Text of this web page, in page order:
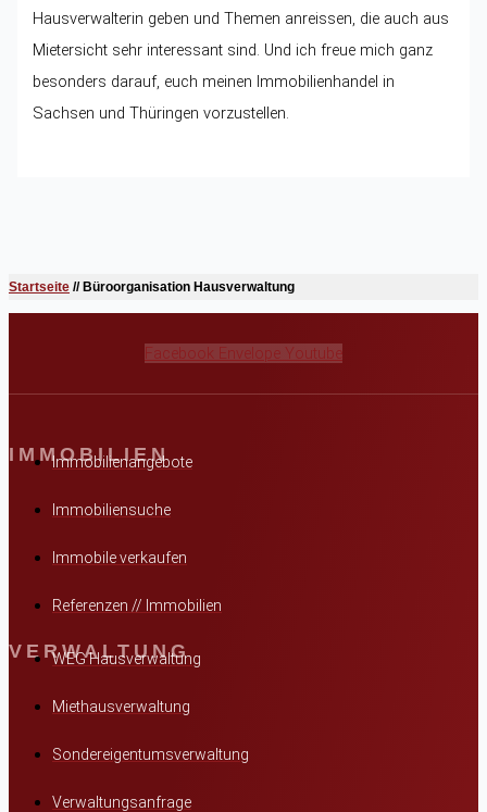
Hausverwalterin geben und Themen anreissen, die auch aus
Mietersicht sehr interessant sind. Und ich freue mich ganz
besonders darauf, euch meinen Immobilienhandel in
Sachsen und Thüringen vorzustellen.
Startseite //Büroorganisation Hausverwaltung
Facebook Envelope Youtube
IMMOBILIEN
Immobilienangebote
Immobiliensuche
Immobile verkaufen
Referenzen // Immobilien
VERWALTUNG
WEG Hausverwaltung
Miethausverwaltung
Sondereigentumsverwaltung
Verwaltungsanfrage